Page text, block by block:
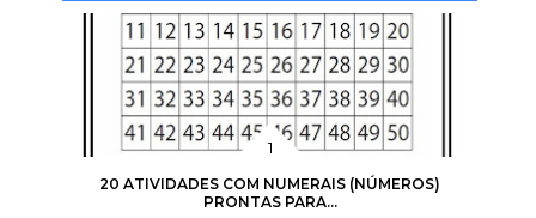
20 ATIVIDADES COM NUMERAIS (NÚMEROS)
PRONTAS PARA...